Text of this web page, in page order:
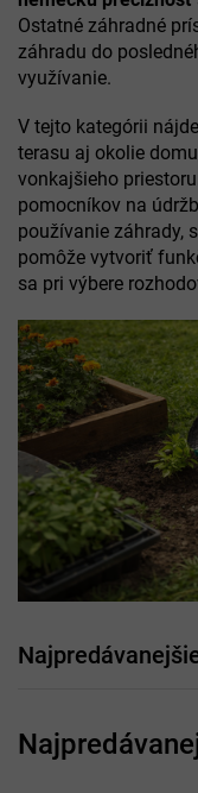
Ostatné záhradné
záhradu do
využívanie.
V tejto kategórii
terasu aj okolie
vonkajšieho
pomocníkov na
používanie záhrady,
pomôže vytvoriť
sa pri výbere